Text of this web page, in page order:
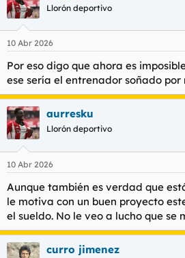
Llorón deportivo
10 Abr 2026
Por eso digo que ahora es
ese sería el entrenador soñado por
aurresku
Llorón deportivo
10 Abr 2026
Aunque también es verdad que
le motiva con un buen proyecto
el sueldo. No le veo a lucho que se
curro jimenez